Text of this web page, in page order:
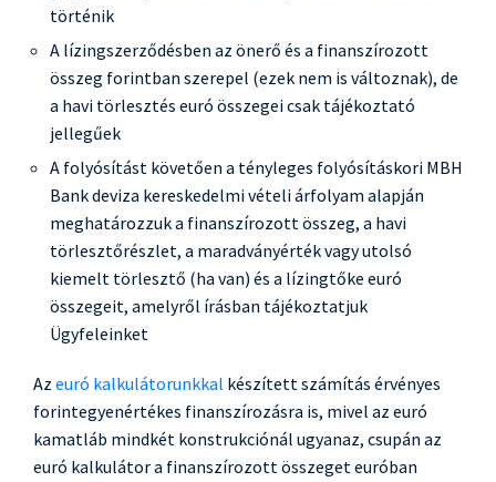
történik
A lízingszerződésben az önerő és a finanszírozott
összeg forintban szerepel (ezek nem is változnak), de
a havi törlesztés euró összegei csak tájékoztató
jellegűek
A folyósítást követően a tényleges folyósításkori MBH
Bank deviza kereskedelmi vételi árfolyam alapján
meghatározzuk a finanszírozott összeg, a havi
törlesztőrészlet, a maradványérték vagy utolsó
kiemelt törlesztő (ha van) és a lízingtőke euró
összegeit, amelyről írásban tájékoztatjuk
Ügyfeleinket
Az euró kalkulátorunkkal készített számítás érvényes
forintegyenértékes finanszírozásra is, mivel az euró
kamatláb mindkét konstrukciónál ugyanaz, csupán az
euró kalkulátor a finanszírozott összeget euróban